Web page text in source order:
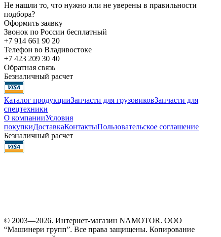
Не нашли то, что нужно или не уверены в правильности
подбора?
Оформить заявку
Звонок по России бесплатный
+7 914 661 90 20
Телефон во Владивостоке
+7 423 209 30 40
Обратная связь
Безналичный расчет
Каталог продукцииЗапчасти для грузовиковЗапчасти для
спецтехники
О компанииУсловия
покупкиДоставкаКонтактыПользовательское соглашение
Безналичный расчет
© 2003—2026. Интернет-магазин NAMOTOR. ООО
“Машинери групп”. Все права защищены. Копирование